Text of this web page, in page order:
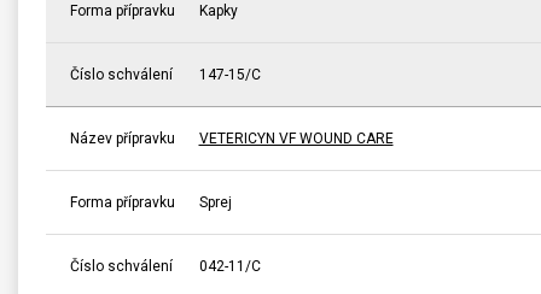
Forma přípravku Kapky
Číslo schválení 147-15/C
Název přípravku VETERICYN VF WOUND CARE
Forma přípravku Sprej
Číslo schválení 042-11/C